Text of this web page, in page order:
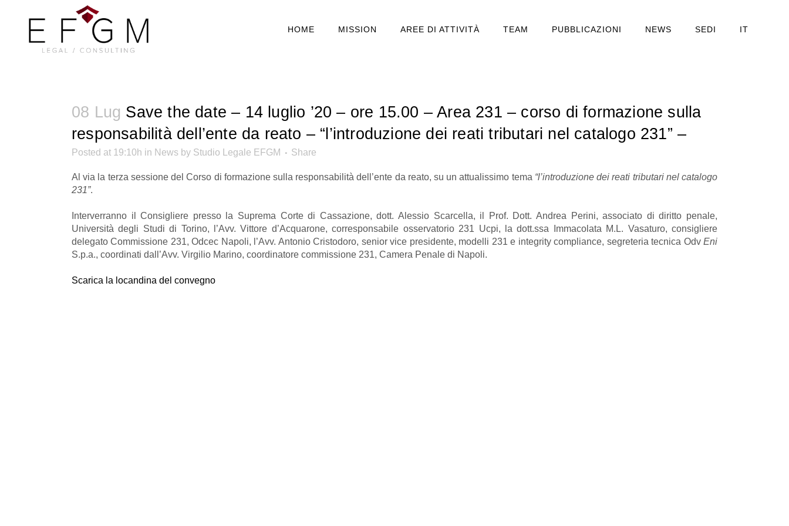
HOME MISSION AREE DI ATTIVITÀ TEAM PUBBLICAZIONI NEWS SEDI IT
08 Lug Save the date – 14 luglio ’20 – ore 15.00 – Area 231 – corso di formazione sulla
responsabilità dell’ente da reato – “l’introduzione dei reati tributari nel catalogo 231” –
Posted at 19:10h in News by Studio Legale EFGM Share
Al via la terza sessione del Corso di formazione sulla responsabilità dell’ente da reato, su un attualissimo tema “l’introduzione dei reati tributari nel catalogo
231”.
Interverranno il Consigliere presso la Suprema Corte di Cassazione, dott. Alessio Scarcella, il Prof. Dott. Andrea Perini, associato di diritto penale,
Università degli Studi di Torino, l’Avv. Vittore d’Acquarone, corresponsabile osservatorio 231 Ucpi, la dott.ssa Immacolata M.L. Vasaturo, consigliere
delegato Commissione 231, Odcec Napoli, l’Avv. Antonio Cristodoro, senior vice presidente, modelli 231 e integrity compliance, segreteria tecnica Odv Eni
S.p.a., coordinati dall’Avv. Virgilio Marino, coordinatore commissione 231, Camera Penale di Napoli.
Scarica la locandina del convegno